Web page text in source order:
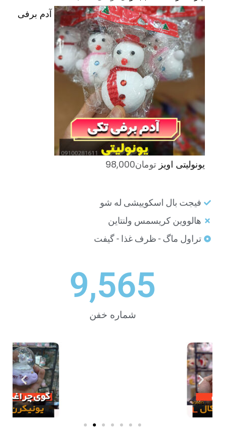
آدم برفی
یونولیتی اویز تومان98,000
فیجت بال اسکوییشی له شو
هالووین کریسمس ولنتاین
تراول ماگ - ظرف غذا - گیفت
شماره خفن
9,565